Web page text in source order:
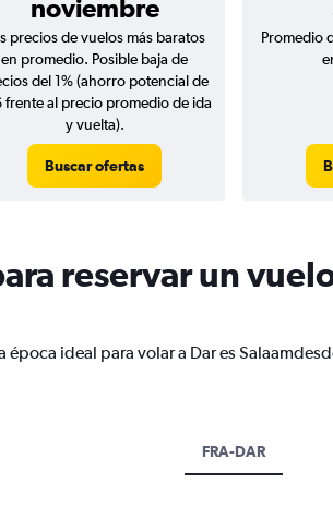
noviembre
precios de vuelos más baratos
en promedio. Posible baja de
del 1% (ahorro potencial de
frente al precio promedio de ida
y vuelta).
Buscar ofertas
Promedio
reservar un
época ideal para volar a Dar es
FRA-DAR